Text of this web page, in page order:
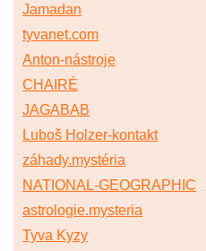
Jamadan
tyvanet.com
Anton-nástroje
CHAIRÉ
JAGABAB
Luboš Holzer-kontakt
záhady.mystéria
NATIONAL-GEOGRAPHIC
astrologie.mysteria
Tyva Kyzy